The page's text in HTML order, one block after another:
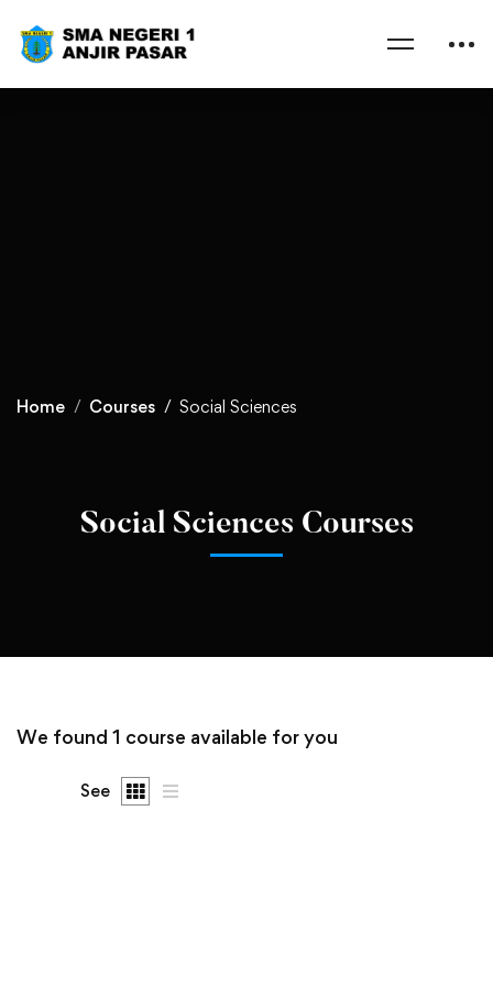
Home Courses Social Sciences
Social Sciences Courses
We found 1 course available for you
See